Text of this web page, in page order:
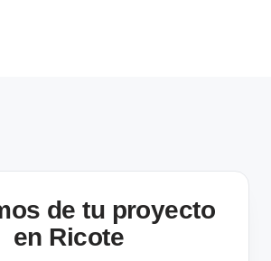
de tu proyecto
en Ricote